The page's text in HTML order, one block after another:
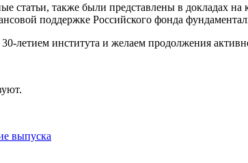
статьи, также были представлены в докладах
поддержке Российского фонда
летием института и желаем продолжения
выпуска